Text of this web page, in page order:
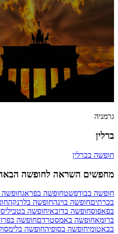
גרמניה
ברלין
חופשה בברלין
מחפשים השראה לחופשה
חופשה בבודפשטחופשה בפראגחופשה
בכרתיםחופשה בוינהחופשה בלרנקה
בפאפוסחופשה בדובאיחופשה
ברומאחופשה באמסטרדםחופשה
בבאטומיחופשה בסופיהחופשה